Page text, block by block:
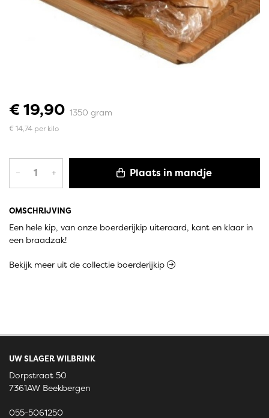
OMSCHRIJVING
Een hele kip, van onze boerderijkip uiteraard, kant en klaar in
een braadzak!
€ 19,90 1350 gram
€ 14,74 per kilo
– + Plaats in mandje
Bekijk meer uit de collectie boerderijkip
UW SLAGER WILBRINK
Dorpstraat 50
7361AW Beekbergen
055-5061250